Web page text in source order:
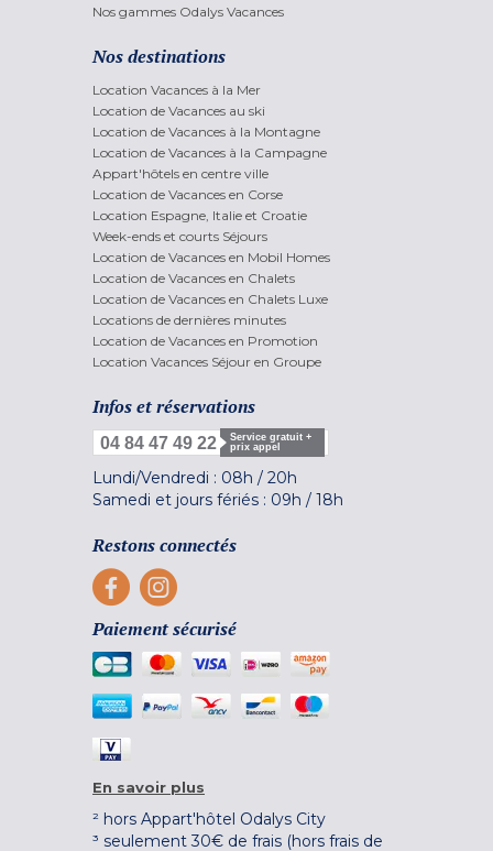
Nos gammes Odalys Vacances
Nos destinations
Location Vacances à la Mer
Location de Vacances au ski
Location de Vacances à la Montagne
Location de Vacances à la Campagne
Appart'hôtels en centre ville
Location de Vacances en Corse
Location Espagne, Italie et Croatie
Week-ends et courts Séjours
Location de Vacances en Mobil Homes
Location de Vacances en Chalets
Location de Vacances en Chalets Luxe
Locations de dernières minutes
Location de Vacances en Promotion
Location Vacances Séjour en Groupe
Infos et réservations
04 84 47 49 22
Service gratuit +
prix appel
Lundi/Vendredi : 08h / 20h
Samedi et jours fériés : 09h / 18h
Restons connectés
Paiement sécurisé
En savoir plus
² hors Appart'hôtel Odalys City
³ seulement 30€ de frais (hors frais de